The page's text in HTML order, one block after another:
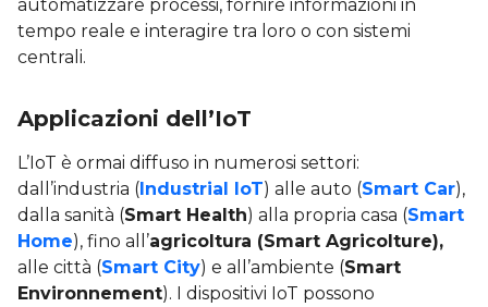
automatizzare processi, fornire informazioni in
tempo reale e interagire tra loro o con sistemi
centrali.
Applicazioni dell’IoT
L’IoT è ormai diffuso in numerosi settori:
dall’industria (Industrial IoT) alle auto (Smart Car),
dalla sanità (Smart Health) alla propria casa (Smart
Home), fino all’agricoltura (Smart Agricolture),
alle città (Smart City) e all’ambiente (Smart
Environnement). I dispositivi IoT possono